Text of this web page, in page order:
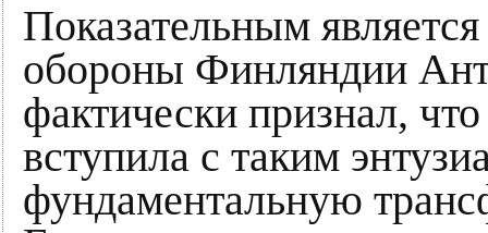
Показательным
обороны Финляндии
фактически признал,
вступила с таким
фундаментальную